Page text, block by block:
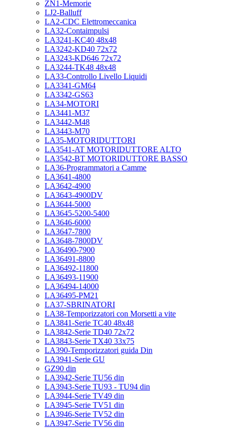
ZN1-Memorie
LJ2-Balluff
LA2-CDC Elettromeccanica
LA32-Contaimpulsi
LA3241-KC40 48x48
LA3242-KD40 72x72
LA3243-KD646 72x72
LA3244-TK48 48x48
LA33-Controllo Livello Liquidi
LA3341-GM64
LA3342-GS63
LA34-MOTORI
LA3441-M37
LA3442-M48
LA3443-M70
LA35-MOTORIDUTTORI
LA3541-AT MOTORIDUTTORE ALTO
LA3542-BT MOTORIDUTTORE BASSO
LA36-Programmatori a Camme
LA3641-4800
LA3642-4900
LA3643-4900DV
LA3644-5000
LA3645-5200-5400
LA3646-6000
LA3647-7800
LA3648-7800DV
LA36490-7900
LA36491-8800
LA36492-11800
LA36493-11900
LA36494-14000
LA36495-PM21
LA37-SBRINATORI
LA38-Temporizzatori con Morsetti a vite
LA3841-Serie TC40 48x48
LA3842-Serie TD40 72x72
LA3843-Serie TX40 33x75
LA390-Temporizzatori guida Din
LA3941-Serie GU
GZ90 din
LA3942-Serie TU56 din
LA3943-Serie TU93 - TU94 din
LA3944-Serie TV49 din
LA3945-Serie TV51 din
LA3946-Serie TV52 din
LA3947-Serie TV56 din